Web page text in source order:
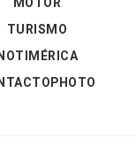
TURISMO